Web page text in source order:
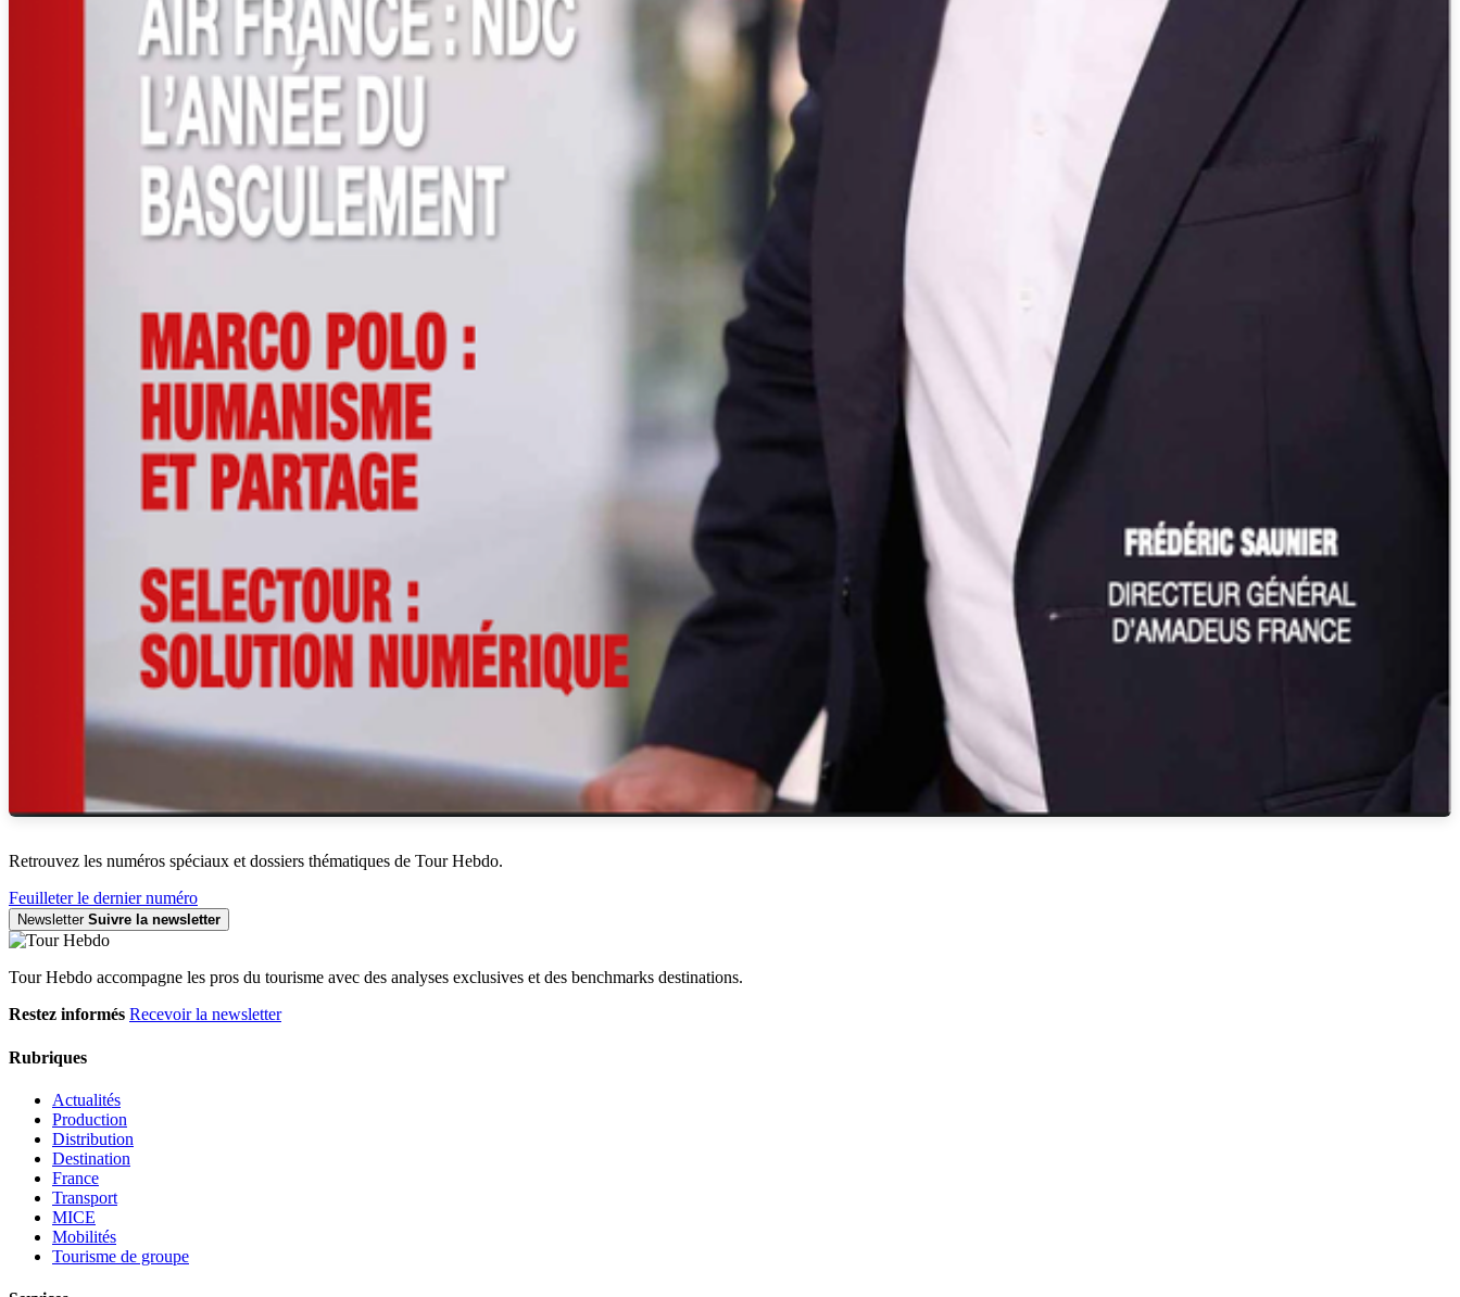
Retrouvez les numéros spéciaux et dossiers thématiques de Tour Hebdo.
Feuilleter le dernier numéro
Newsletter Suivre la newsletter
Tour Hebdo accompagne les pros du tourisme avec des analyses exclusives et des benchmarks destinations.
Restez informés Recevoir la newsletter
Rubriques
Actualités
Production
Distribution
Destination
France
Transport
MICE
Mobilités
Tourisme de groupe